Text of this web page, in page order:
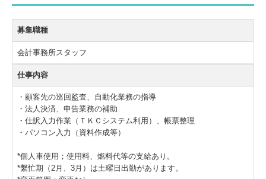
募集職種
会計事務所スタッフ
仕事内容
・顧客先の巡回監査、自動化業務の指導
・法人決済、申告業務の補助
・仕訳入力作業（ＴＫＣシステム利用）、帳票整理
・パソコン入力（資料作成等）
*個人車使用；使用料、燃料代等の支給あり。
*繫忙期（2月、3月）は土曜日出勤があります。